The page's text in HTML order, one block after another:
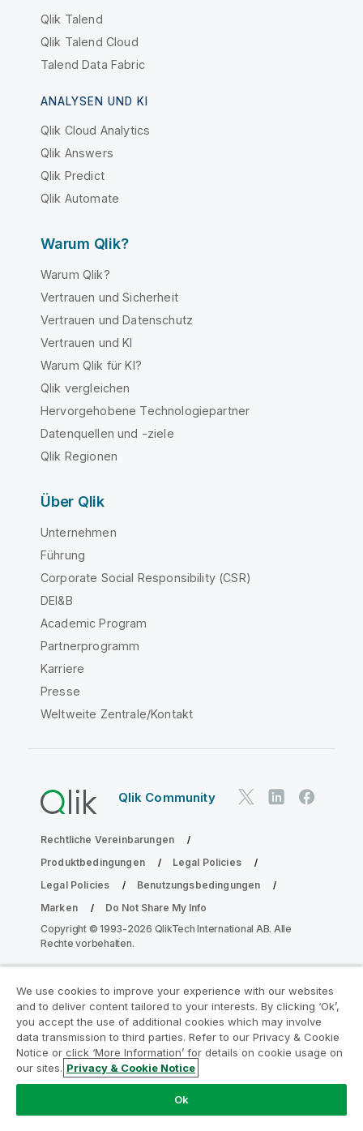
Qlik Talend
Qlik Talend Cloud
Talend Data Fabric
ANALYSEN UND KI
Qlik Cloud Analytics
Qlik Answers
Qlik Predict
Qlik Automate
Warum Qlik?
Warum Qlik?
Vertrauen und Sicherheit
Vertrauen und Datenschutz
Vertrauen und KI
Warum Qlik für KI?
Qlik vergleichen
Hervorgehobene Technologiepartner
Datenquellen und -ziele
Qlik Regionen
Über Qlik
Unternehmen
Führung
Corporate Social Responsibility (CSR)
DEI&B
Academic Program
Partnerprogramm
Karriere
Presse
Weltweite Zentrale/Kontakt
Qlik Community
Rechtliche Vereinbarungen
Produktbedingungen
Legal Policies
Legal Policies
Benutzungsbedingungen
Marken
Do Not Share My Info
Copyright © 1993-2026 QlikTech International AB. Alle
Rechte vorbehalten.
Nehmen Sie am Analyse-
Modernisierungsprogramm teil
Modernisieren Sie mit dem Analyse-
Modernisierungsprogramm, ohne Ihre wertvollen
QlikView-Apps zu gefährden.
Informationen oder kontaktieren Sie uns:
We use cookies to improve your experience with our websites
and to deliver content tailored to your interests. By clicking ‘Ok’,
you accept the use of additional cookies which may involve
data transmission to third parties. Refer to our Privacy & Cookie
Notice or click ‘More Information’ for details on cookie usage on
our sites. Privacy & Cookie Notice
Ok